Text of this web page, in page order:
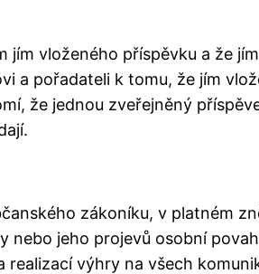
vloženého příspěvku a že
a pořadateli k tomu, že jím
že jednou zveřejněný
zákoníku, v platném
nebo jeho projevů osobní
výhry na všech